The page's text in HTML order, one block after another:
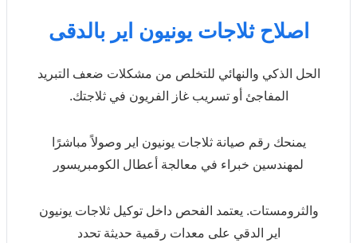
اصلاح ثلاجات يونيون اير بالدقى
الحل الذكي والنهائي للتخلص من مشكلات ضعف التبريد
المفاجئ أو تسريب غاز الفريون في ثلاجتك.
يمنحك رقم صيانة ثلاجات يونيون اير وصولاً مباشرًا
لمهندسين خبراء في معالجة أعطال الكومبريسور
والثرومستات. يعتمد الفحص داخل توكيل ثلاجات يونيون
اير الدقي على معدات رقمية حديثة تحدد